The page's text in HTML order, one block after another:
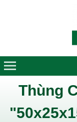
Thùng